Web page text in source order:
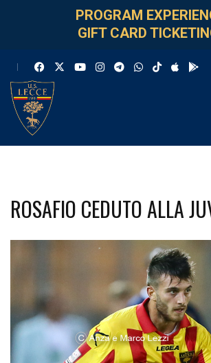
PROGRAM
GIFT CARD
ROSAFIO CEDUTO ALLA